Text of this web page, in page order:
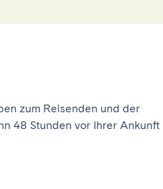
zum Reisenden und der
48 Stunden vor Ihrer Ankunft